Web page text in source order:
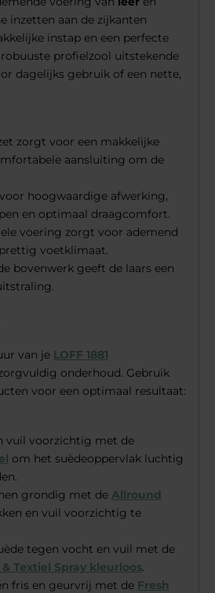
inzetten aan de zijkanten
instap en een perfecte
profielzool uitstekende
dagelijks gebruik of een nette,
zorgt voor een makkelijke
aansluiting om de
hoogwaardige afwerking,
en optimaal draagcomfort.
voering zorgt voor ademend
voetklimaat.
bovenwerk geeft de laars een
van je LOFF 1881
onderhoud. Gebruik
voor een optimaal resultaat:
vuil voorzichtig met de
om het suèdeoppervlak luchtig
grondig met de Allround
en vuil voorzichtig te
tegen vocht en vuil met de
Textiel Spray kleurloos.
fris en geurvrij met de Fresh